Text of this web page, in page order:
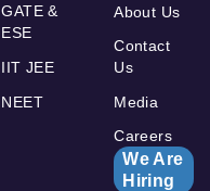
GATE &
ESE
IIT JEE
NEET
About Us
Contact
Us
Media
Careers
We Are
Hiring